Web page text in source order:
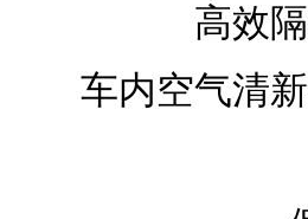
高效
车内空气清